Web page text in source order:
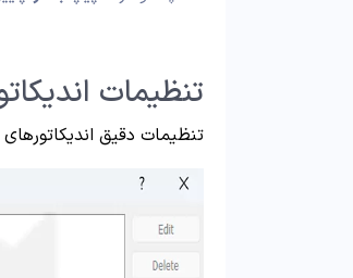
تنظیمات
تنظیمات دقیق اندیکاتورهای